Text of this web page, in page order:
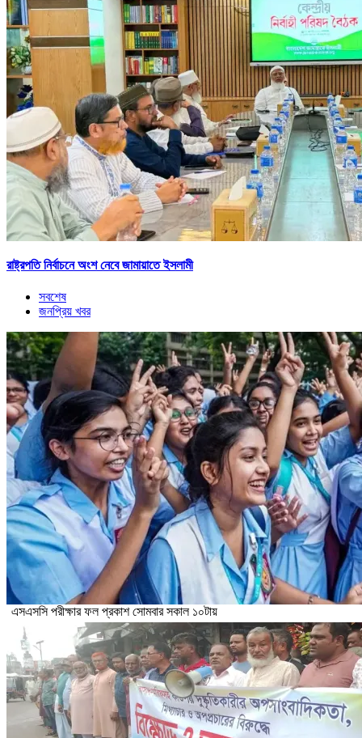
রাষ্ট্রপতি নির্বাচনে অংশ নেবে জামায়াতে ইসলামী
সবশেষ
জনপ্রিয় খবর
এসএসসি পরীক্ষার ফল প্রকাশ সোমবার সকাল ১০টায়